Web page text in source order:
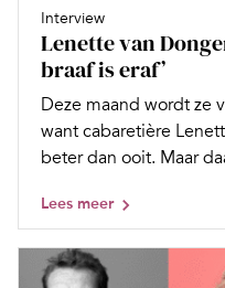
Interview
Lenette van
braaf is eraf’
Deze maand wordt ze
want cabaretière
beter dan ooit. Maar
Lees meer